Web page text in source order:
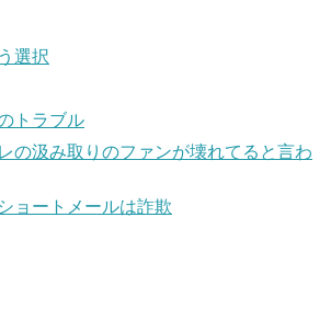
選択
トラブル
の汲み取りのファンが壊れてると言わ
ョートメールは詐欺